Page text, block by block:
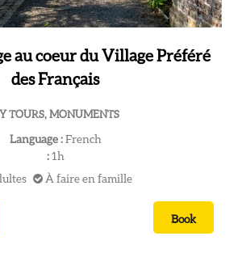
au coeur du Village Préféré
des Français
TOURS, MONUMENTS
Language : French
: 1h
À faire en famille
Book